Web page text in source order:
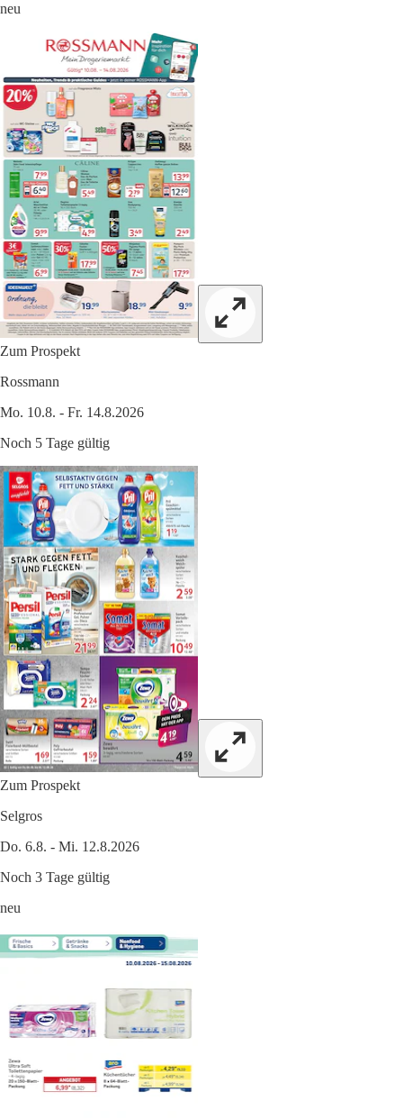
neu
Zum Prospekt
Rossmann
Mo. 10.8. - Fr. 14.8.2026
Noch 5 Tage gültig
Zum Prospekt
Selgros
Do. 6.8. - Mi. 12.8.2026
Noch 3 Tage gültig
neu